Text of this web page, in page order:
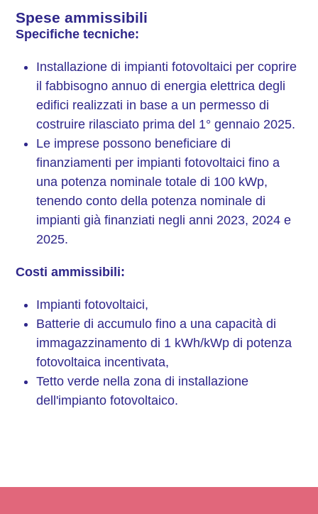
Spese ammissibili
Specifiche tecniche:
Installazione di impianti fotovoltaici per coprire
il fabbisogno annuo di energia elettrica degli
edifici realizzati in base a un permesso di
costruire rilasciato prima del 1° gennaio 2025.
Le imprese possono beneficiare di
finanziamenti per impianti fotovoltaici fino a
una potenza nominale totale di 100 kWp,
tenendo conto della potenza nominale di
impianti già finanziati negli anni 2023, 2024 e
2025.
Costi ammissibili:
Impianti fotovoltaici,
Batterie di accumulo fino a una capacità di
immagazzinamento di 1 kWh/kWp di potenza
fotovoltaica incentivata,
Tetto verde nella zona di installazione
dell'impianto fotovoltaico.